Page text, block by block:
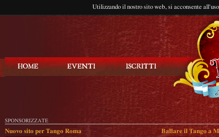
Utilizzando il nostro sito web, si acconsente
SPONSORIZZATE
Nuovo sito per Tango Roma Ballare il Tango a